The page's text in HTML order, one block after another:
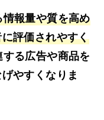
報量や質を高め
評価されやすく
る広告や商品を
やすくなりま